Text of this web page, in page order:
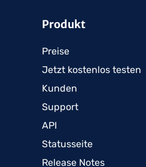
Produkt
Preise
Jetzt kostenlos testen
Kunden
Support
API
Statusseite
Release Notes